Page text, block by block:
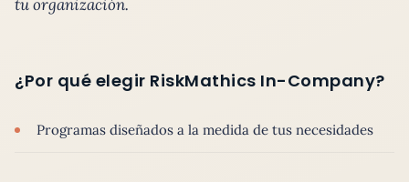
tu organización.
¿Por qué elegir RiskMathics In-Company?
Programas diseñados a la medida de tus necesidades